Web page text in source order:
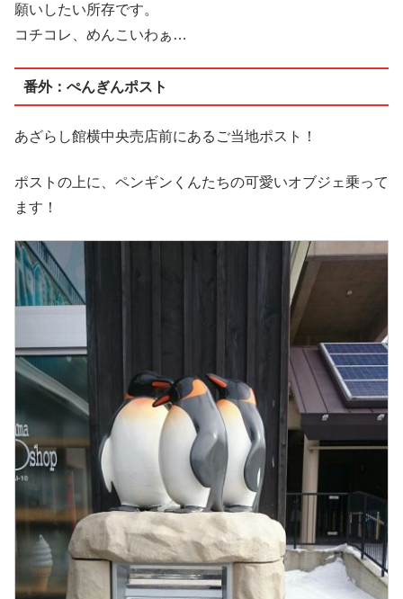
願いしたい所存です。
コチコレ、めんこいわぁ…
番外：ぺんぎんポスト
あざらし館横中央売店前にあるご当地ポスト！
ポストの上に、ペンギンくんたちの可愛いオブジェ乗って
ます！